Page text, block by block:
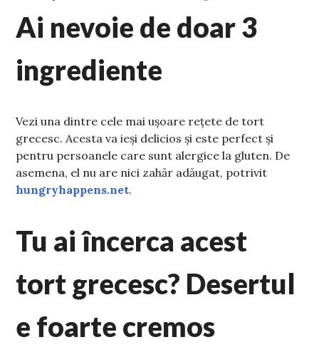
Ai nevoie de doar 3
ingrediente
Vezi una dintre cele mai ușoare rețete de tort
grecesc. Acesta va ieși delicios și este perfect și
pentru persoanele care sunt alergice la gluten. De
asemena, el nu are nici zahăr adăugat, potrivit
hungryhappens.net.
Tu ai încerca acest
tort grecesc? Desertul
e foarte cremos